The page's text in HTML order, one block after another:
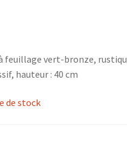
feuillage vert-bronze,
hauteur : 40 cm
de stock